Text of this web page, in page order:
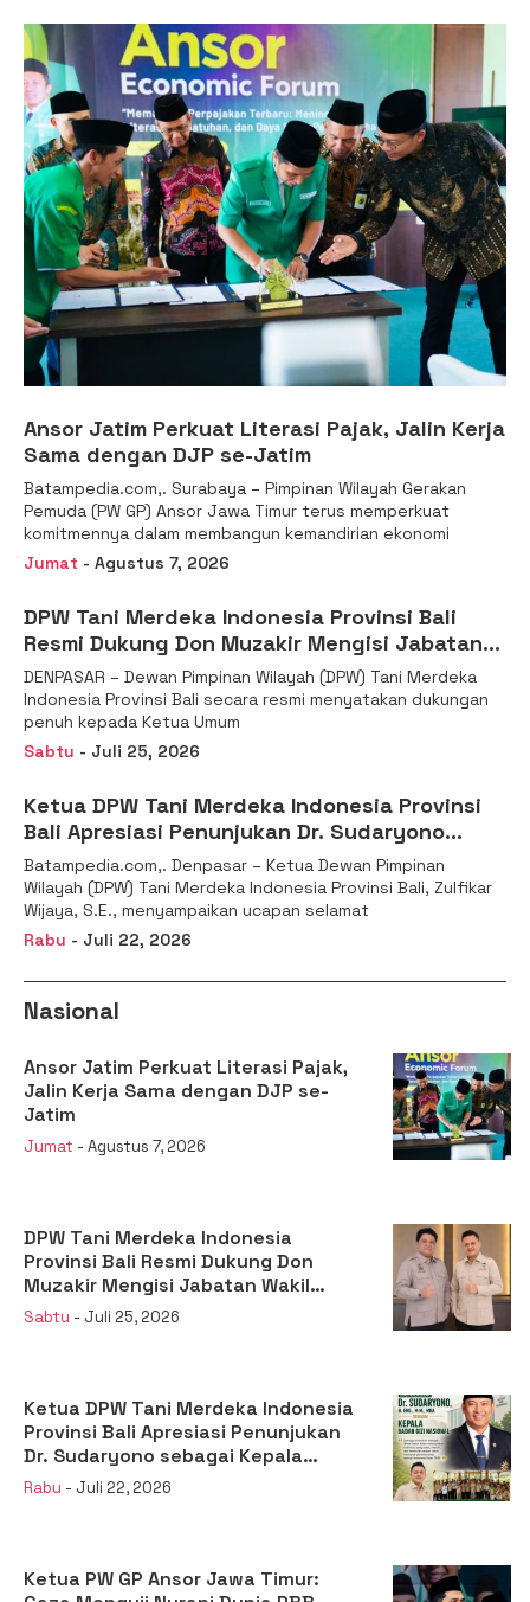
Ansor Jatim Perkuat Literasi Pajak, Jalin Kerja
Sama dengan DJP se-Jatim
Batampedia.com,. Surabaya – Pimpinan Wilayah Gerakan
Pemuda (PW GP) Ansor Jawa Timur terus memperkuat
komitmennya dalam membangun kemandirian ekonomi
Jumat - Agustus 7, 2026
DPW Tani Merdeka Indonesia Provinsi Bali
Resmi Dukung Don Muzakir Mengisi Jabatan
Wakil Menteri Pertanian RI
DENPASAR – Dewan Pimpinan Wilayah (DPW) Tani Merdeka
Indonesia Provinsi Bali secara resmi menyatakan dukungan
penuh kepada Ketua Umum
Sabtu - Juli 25, 2026
Ketua DPW Tani Merdeka Indonesia Provinsi
Bali Apresiasi Penunjukan Dr. Sudaryono
sebagai Kepala Badan Gizi Nasional
Batampedia.com,. Denpasar – Ketua Dewan Pimpinan
Wilayah (DPW) Tani Merdeka Indonesia Provinsi Bali, Zulfikar
Wijaya, S.E., menyampaikan ucapan selamat
Rabu - Juli 22, 2026
Nasional
Ansor Jatim Perkuat Literasi Pajak,
Jalin Kerja Sama dengan DJP se-
Jatim
Jumat - Agustus 7, 2026
DPW Tani Merdeka Indonesia
Provinsi Bali Resmi Dukung Don
Muzakir Mengisi Jabatan Wakil
Menteri Pertanian RI
Sabtu - Juli 25, 2026
Ketua DPW Tani Merdeka Indonesia
Provinsi Bali Apresiasi Penunjukan
Dr. Sudaryono sebagai Kepala
Badan Gizi Nasional
Rabu - Juli 22, 2026
Ketua PW GP Ansor Jawa Timur: